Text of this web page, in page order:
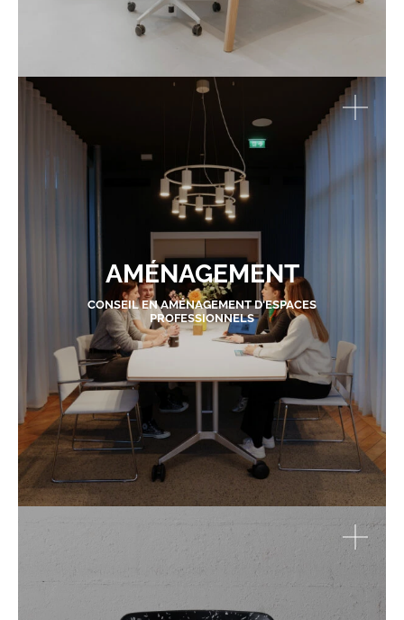
AMÉNAGEMENT
CONSEIL EN AMÉNAGEMENT D'ESPACES
PROFESSIONNELS